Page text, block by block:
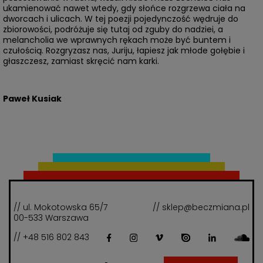
ukamienować nawet wtedy, gdy słońce rozgrzewa ciała na
dworcach i ulicach. W tej poezji pojedynczość wędruje do
zbiorowości, podróżuje się tutaj od zguby do nadziei, a
melancholia we wprawnych rękach może być buntem i
czułością. Rozgryzasz nas, Juriju, łapiesz jak młode gołębie i
głaszczesz, zamiast skręcić nam karki.
Paweł Kusiak
// ul. Mokotowska 65/7
00-533 Warszawa
// sklep@beczmiana.pl
// +48 516 802 843